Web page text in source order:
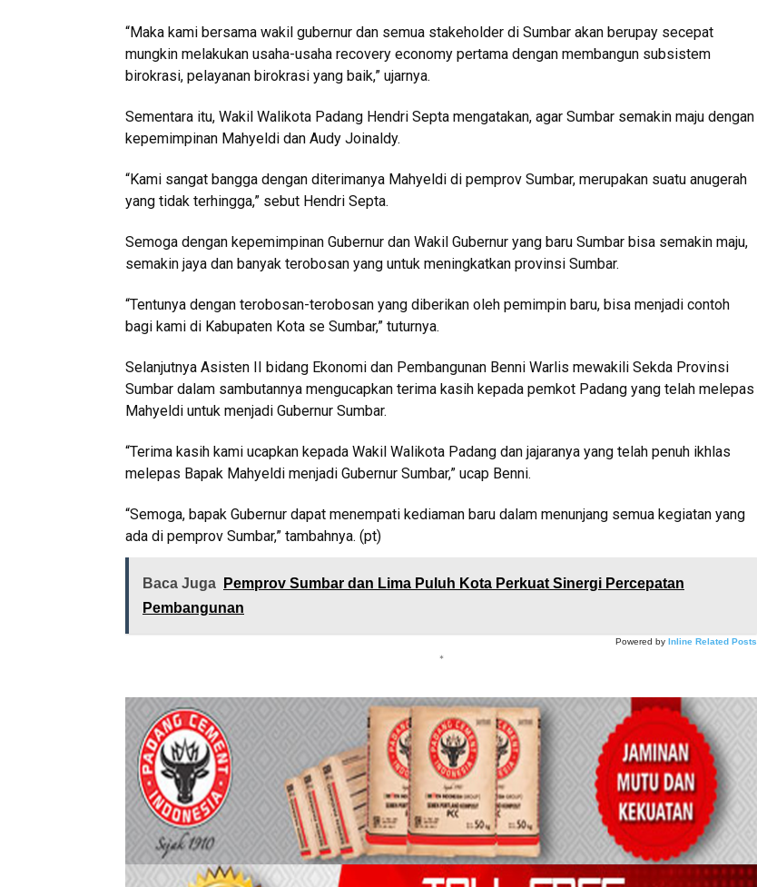
“Maka kami bersama wakil gubernur dan semua stakeholder di Sumbar akan berupay secepat
mungkin melakukan usaha-usaha recovery economy pertama dengan membangun subsistem
birokrasi, pelayanan birokrasi yang baik,” ujarnya.
Sementara itu, Wakil Walikota Padang Hendri Septa mengatakan, agar Sumbar semakin maju dengan
kepemimpinan Mahyeldi dan Audy Joinaldy.
“Kami sangat bangga dengan diterimanya Mahyeldi di pemprov Sumbar, merupakan suatu anugerah
yang tidak terhingga,” sebut Hendri Septa.
Semoga dengan kepemimpinan Gubernur dan Wakil Gubernur yang baru Sumbar bisa semakin maju,
semakin jaya dan banyak terobosan yang untuk meningkatkan provinsi Sumbar.
“Tentunya dengan terobosan-terobosan yang diberikan oleh pemimpin baru, bisa menjadi contoh
bagi kami di Kabupaten Kota se Sumbar,” tuturnya.
Selanjutnya Asisten II bidang Ekonomi dan Pembangunan Benni Warlis mewakili Sekda Provinsi
Sumbar dalam sambutannya mengucapkan terima kasih kepada pemkot Padang yang telah melepas
Mahyeldi untuk menjadi Gubernur Sumbar.
“Terima kasih kami ucapkan kepada Wakil Walikota Padang dan jajaranya yang telah penuh ikhlas
melepas Bapak Mahyeldi menjadi Gubernur Sumbar,” ucap Benni.
“Semoga, bapak Gubernur dapat menempati kediaman baru dalam menunjang semua kegiatan yang
ada di pemprov Sumbar,” tambahnya. (pt)
Baca Juga
Pemprov Sumbar dan Lima Puluh Kota Perkuat Sinergi Percepatan
Pembangunan
Powered by Inline Related Posts
*